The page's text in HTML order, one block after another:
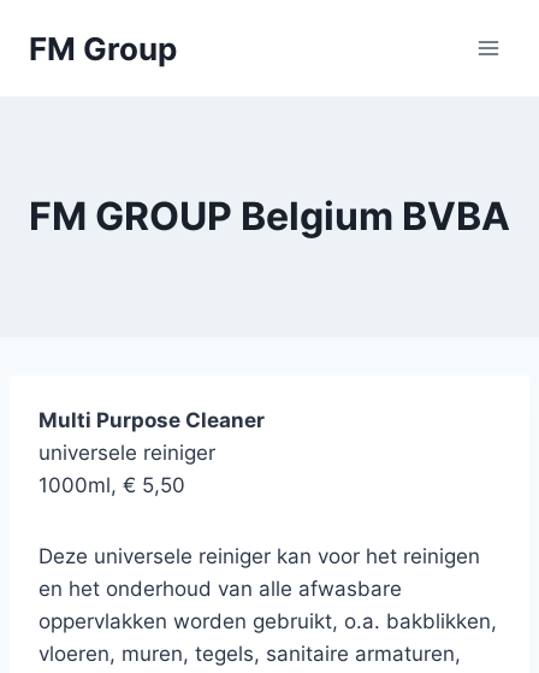
FM Group
FM GROUP Belgium BVBA
Multi Purpose Cleaner
universele reiniger
1000ml, € 5,50
Deze universele reiniger kan voor het reinigen
en het onderhoud van alle afwasbare
oppervlakken worden gebruikt, o.a. bakblikken,
vloeren, muren, tegels, sanitaire armaturen,